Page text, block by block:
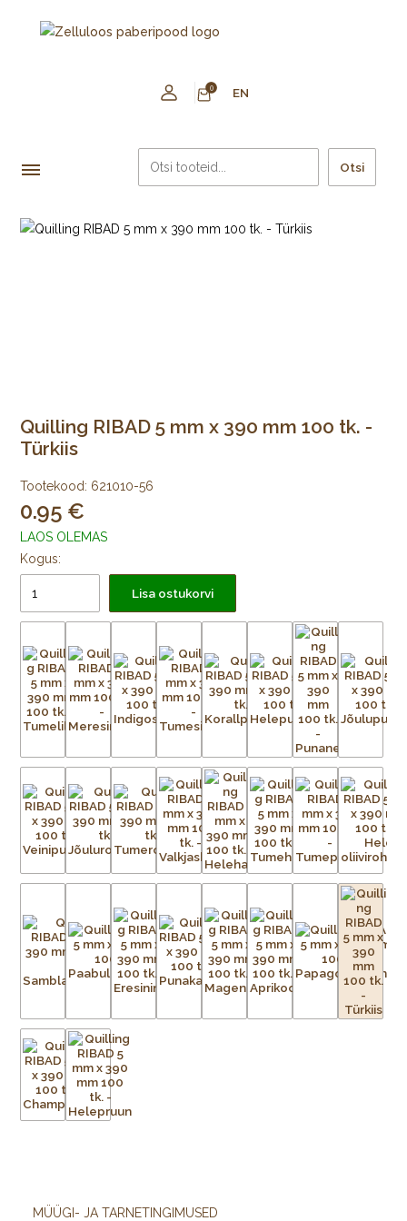
0 EN
Otsi
Quilling RIBAD 5 mm x 390 mm 100 tk. -
Türkiis
Tootekood: 621010-56
0.95
LAOS OLEMAS
Kogus:
Lisa ostukorvi
MÜÜGI- JA TARNETINGIMUSED